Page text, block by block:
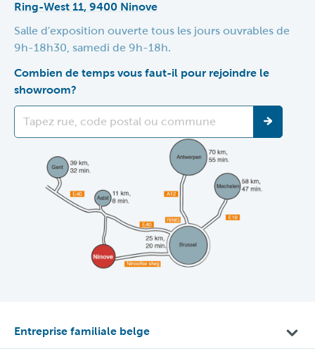
Ring-West 11, 9400 Ninove
Salle d'exposition ouverte tous les jours ouvrables de
9h-18h30, samedi de 9h-18h.
Combien de temps vous faut-il pour rejoindre le
showroom?
Entreprise familiale belge